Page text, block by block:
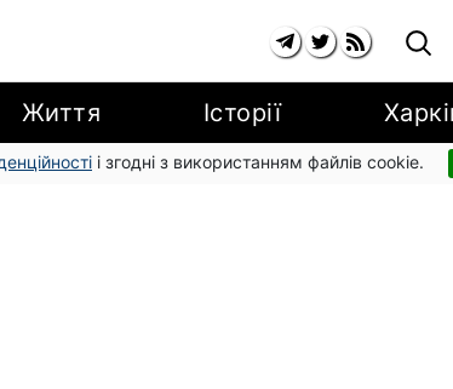
Життя Історії
і згодні з використанням файлів cookie.